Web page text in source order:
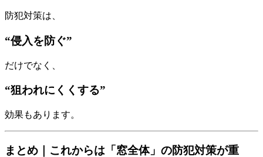
防犯対策は、
“侵入を防ぐ”
だけでなく、
“狙われにくくする”
効果もあります。
まとめ｜これからは「窓全体」の防犯対策が重